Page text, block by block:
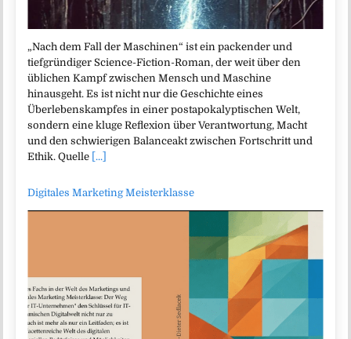
„Nach dem Fall der Maschinen“ ist ein packender und
tiefgründiger Science-Fiction-Roman, der weit über den
üblichen Kampf zwischen Mensch und Maschine
hinausgeht. Es ist nicht nur die Geschichte eines
Überlebenskampfes in einer postapokalyptischen Welt,
sondern eine kluge Reflexion über Verantwortung, Macht
und den schwierigen Balanceakt zwischen Fortschritt und
Ethik. Quelle [...]
Digitales Marketing Meisterklasse